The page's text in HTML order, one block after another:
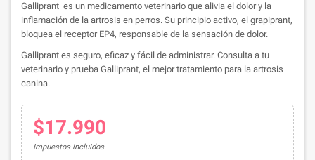
Galliprant es un medicamento veterinario que alivia el dolor y la
inflamación de la artrosis en perros. Su principio activo, el grapiprant,
bloquea el receptor EP4, responsable de la sensación de dolor.
Galliprant es seguro, eficaz y fácil de administrar. Consulta a tu
veterinario y prueba Galliprant, el mejor tratamiento para la artrosis
canina.
$17.990
Impuestos incluidos